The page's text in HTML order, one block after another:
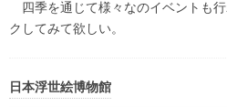
四季を通じて様々なのイベントも
クしてみて欲しい。
日本浮世絵博物館